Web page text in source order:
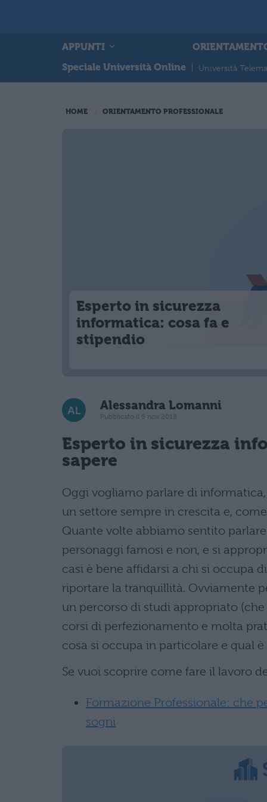
APPUNTI
Speciale Università Online
Università
HOME ORIENTAMENTO PROFESSIONALE
Esperto in sicurezza
informatica: cosa fa e
stipendio
Alessandra Lomanni
Pubblicato il 5 nov 2018
Esperto in sicurezza
sapere
Oggi vogliamo parlare di
un settore sempre in crescita e,
Quante volte abbiamo sentito
personaggi famosi e non, e si
casi è bene affidarsi a chi si occupa
riportare la tranquillità. Ovviamente
un percorso di studi appropriato
corsi di perfezionamento e molta
cosa si occupa in particolare e qual
Se vuoi scoprire come fare il lavoro
Formazione Professionale: che
sogni